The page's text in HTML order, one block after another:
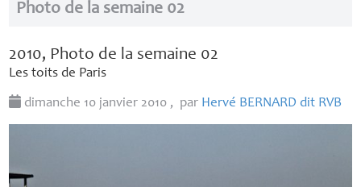
Photo de la semaine 02
2010, Photo de la semaine 02
Les toits de Paris
dimanche 10 janvier 2010 , par Hervé BERNARD dit RVB